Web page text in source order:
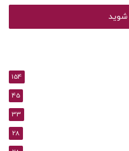
154
45
33
28